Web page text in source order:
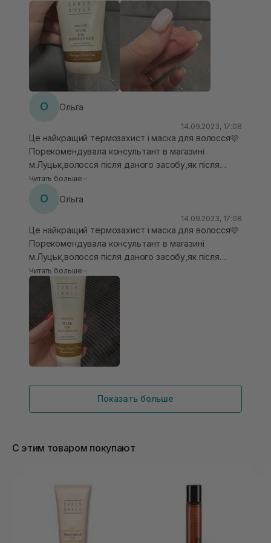
гарно зволожує, вирівнює волосся робить його
гладеньким, доглянутим.
О Ольга
14.09.2023, 17:08
Це найкращий термозахист і маска для волосся🩷
Порекомендувала консультант в магазині
м.Луцьк,волосся після даного засобу,як після
салонної
жене,розсипчасте.Це ТОП засіб!!!
Читать больше
О Ольга
14.09.2023, 17:08
Це найкращий термозахист і маска для волосся🩷
Порекомендувала консультант в магазині
м.Луцьк,волосся після даного засобу,як після
салонної
процедури,мʼягеньке,блискуче,шовковисте,зволо
жене,розсипчасте.Це ТОП засіб!!!
Читать больше
Показать больше
С этим товаром покупают